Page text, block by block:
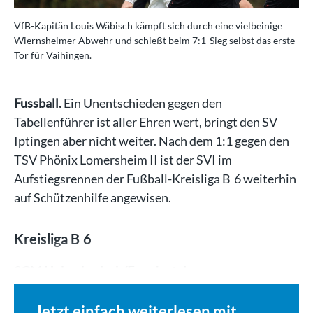
VfB-Kapitän Louis Wäbisch kämpft sich durch eine vielbeinige
Wiernsheimer Abwehr und schießt beim 7:1-Sieg selbst das erste
Tor für Vaihingen.
Fussball.Ein Unentschieden gegen den
Tabellenführer ist aller Ehren wert, bringt den SV
Iptingen aber nicht weiter. Nach dem 1:1 gegen den
TSV Phönix Lomersheim II ist der SVI im
Aufstiegsrennen der Fußball-Kreisliga B 6 weiterhin
auf Schützenhilfe angewisen.
Kreisliga B 6